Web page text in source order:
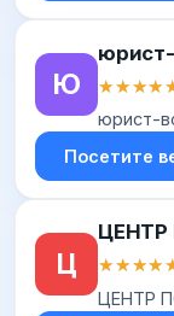
Ю
юрист-
Посетите
Ц
ЦЕНТР
ЦЕНТР